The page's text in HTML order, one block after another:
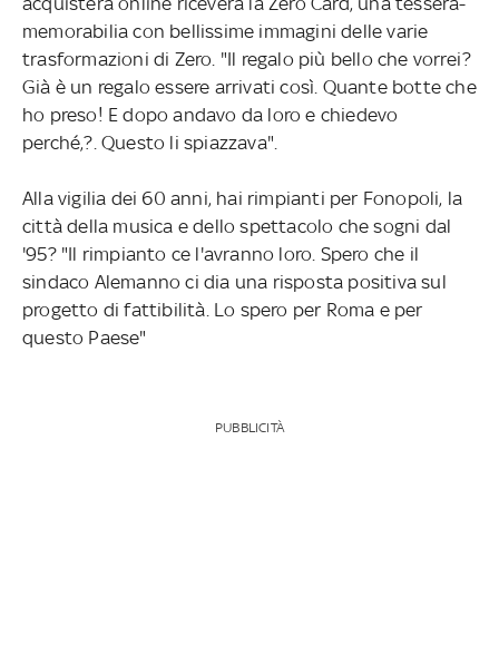
memorabilia con bellissime immagini delle varie
trasformazioni di Zero. "Il regalo più bello che vorrei?
Già è un regalo essere arrivati così. Quante botte che
ho preso! E dopo andavo da loro e chiedevo
perché‚?. Questo li spiazzava".
Alla vigilia dei 60 anni, hai rimpianti per Fonopoli, la
città della musica e dello spettacolo che sogni dal
'95? "Il rimpianto ce l'avranno loro. Spero che il
sindaco Alemanno ci dia una risposta positiva sul
progetto di fattibilità. Lo spero per Roma e per
questo Paese"
PUBBLICITÀ